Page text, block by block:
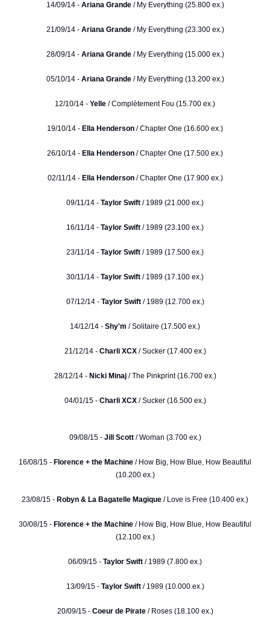
14/09/14 - Ariana Grande/ My Everything (25.800 ex.)
21/09/14 - Ariana Grande/ My Everything (23.300 ex.)
28/09/14 - Ariana Grande/ My Everything (15.000 ex.)
05/10/14 -Ariana Grande/ My Everything (13.200 ex.)
12/10/14 - Yelle / Complètement Fou (15.700 ex.)
19/10/14 - Ella Henderson / Chapter One (16.600 ex.)
26/10/14 - Ella Henderson / Chapter One (17.500 ex.)
02/11/14 - Ella Henderson/ Chapter One (17.900 ex.)
09/11/14 - Taylor Swift / 1989 (21.000 ex.)
16/11/14 - Taylor Swift / 1989 (23.100 ex.)
23/11/14 - Taylor Swift / 1989 (17.500 ex.)
30/11/14 - Taylor Swift / 1989 (17.100 ex.)
07/12/14 - Taylor Swift/ 1989 (12.700 ex.)
14/12/14 - Shy'm / Solitaire (17.500 ex.)
21/12/14 - Charli XCX/ Sucker (17.400 ex.)
28/12/14 -Nicki Minaj/ The Pinkprint (16.700 ex.)
04/01/15 - Charli XCX/ Sucker (16.500 ex.)
09/08/15 - Jill Scott / Woman (3.700 ex.)
16/08/15 - Florence + the Machine / How Big, How Blue, How Beautiful
(10.200 ex.)
23/08/15 - Robyn & La Bagatelle Magique / Love is Free (10.400 ex.)
30/08/15 - Florence + the Machine / How Big, How Blue, How Beautiful
(12.100 ex.)
06/09/15 - Taylor Swift / 1989 (7.800 ex.)
13/09/15 - Taylor Swift / 1989 (10.000 ex.)
20/09/15 - Coeur de Pirate/ Roses (18.100 ex.)